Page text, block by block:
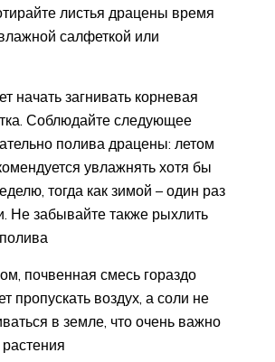
листья драцены время
салфеткой или
начать загнивать корневая
Соблюдайте следующее
полива драцены: летом
увлажнять хотя бы
тогда как зимой – один раз
Не забывайте также рыхлить
почвенная смесь гораздо
пропускать воздух, а соли не
в земле, что очень важно